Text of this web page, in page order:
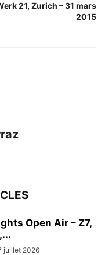
21, Zurich – 31 mars
2015
Open Air – Z7,
juillet 2026